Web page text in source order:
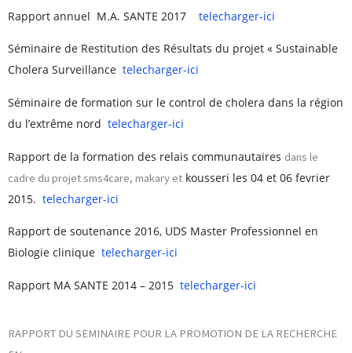
Rapport annuel M.A. SANTE 2017 telecharger-ici
Séminaire de Restitution des Résultats du projet « Sustainable
Cholera Surveillance telecharger-ici
Séminaire de formation sur le control de cholera dans la région
du l’extrême nord telecharger-ici
Rapport de la formation des relais communautaires dans le
cadre du projet sms4care, makary et kousseri les 04 et 06 fevrier
2015. telecharger-ici
Rapport de soutenance 2016, UDS Master Professionnel en
Biologie clinique telecharger-ici
Rapport MA SANTE 2014 – 2015 telecharger-ici
RAPPORT DU SEMINAIRE POUR LA PROMOTION DE LA RECHERCHE